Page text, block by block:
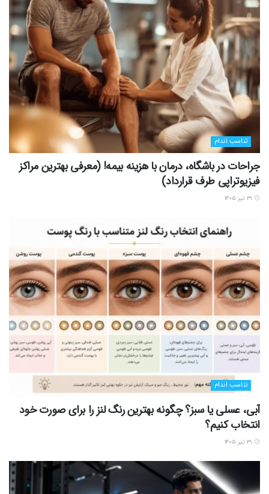
تناسب اندام
جراحات در باشگاه، درمان با هزینه بیمه! (معرفی بهترین مراکز
فیزیوتراپی طرف قرارداد)
تناسب اندام
آبی، عسلی یا سبز؟ چگونه بهترین رنگ لنز را برای صورت خود
انتخاب کنیم؟